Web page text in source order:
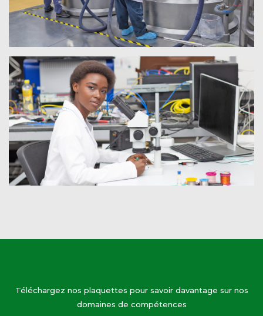
Téléchargez nos plaquettes pour savoir davantage sur nos
domaines de compétences